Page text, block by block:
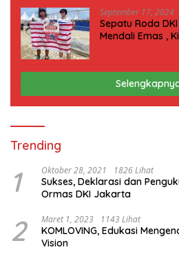
September 17, 2024
Sepatu Roda
Mendali Emas ,
Trending
1 Oktober 28, 2021 1826 Lihat
Sukses, Deklarasi dan
Ormas DKI Jakarta
2 Maret 1, 2023 1143 Lihat
KOMLOVING, Edukasi
Vision